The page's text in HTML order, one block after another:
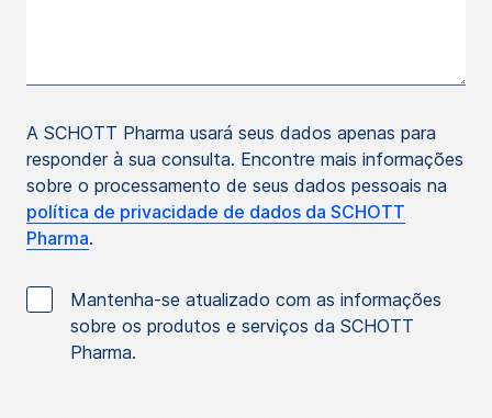
A SCHOTT Pharma usará seus dados apenas para
responder à sua consulta. Encontre mais informações
sobre o processamento de seus dados pessoais na
política de privacidade de dados da SCHOTT
Pharma.
Mantenha-se atualizado com as informações
sobre os produtos e serviços da SCHOTT
Pharma.